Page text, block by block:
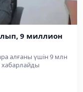
9 миллион
алғаны үшін 9 млн
хабарлайды